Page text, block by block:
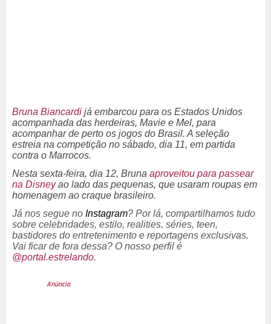
Bruna Biancardi já embarcou para os Estados Unidos
acompanhada das herdeiras, Mavie e Mel, para
acompanhar de perto os jogos do Brasil. A seleção
estreia na competição no sábado, dia 11, em partida
contra o Marrocos.
Nesta sexta-feira, dia 12, Bruna aproveitou para passear
na Disneyao lado das pequenas, que usaram roupas em
homenagem ao craque brasileiro.
Já nos segue no Instagram? Por lá, compartilhamos tudo
sobre celebridades, estilo, realities, séries, teen,
bastidores do entretenimento e reportagens exclusivas.
Vai ficar de fora dessa? O nosso perfil é
@portal.estrelando.